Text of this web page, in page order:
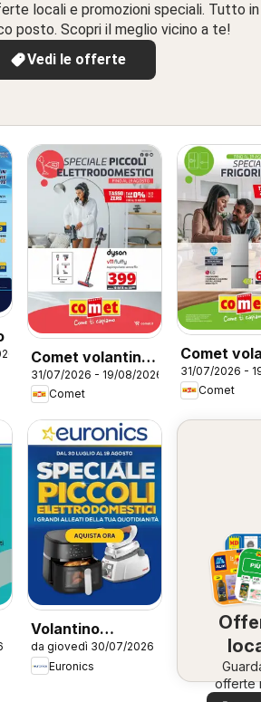
locali e promozioni speciali. Tutto in
posto. Scopri il meglio vicino a te!
Vedi le offerte
Comet volantino
Piccoli
Elettrodomestici
31/07/2026 - 19/08/2026
Comet
Comet
Frigoriferi
31/07/2026 -
Comet
Volantino
Euronics -
Speciale Piccoli
da giovedì 30/07/2026
Euronics
offerte